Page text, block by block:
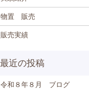
物置 販売
販売実績
令和８年８月 ブログ